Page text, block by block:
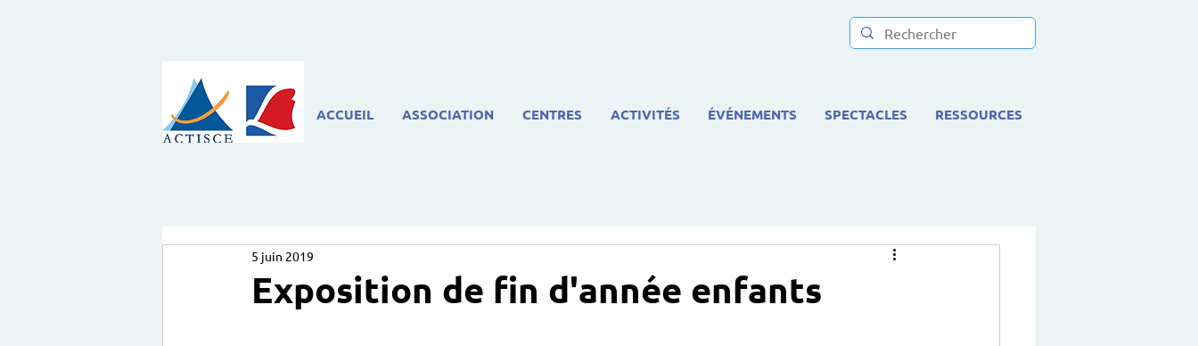
ACCUEIL ASSOCIATION CENTRES ACTIVITÉS ÉVÉNEMENTS SPECTACLES RESSOURCES
Exposition de fin d'année enfants
5 juin 2019